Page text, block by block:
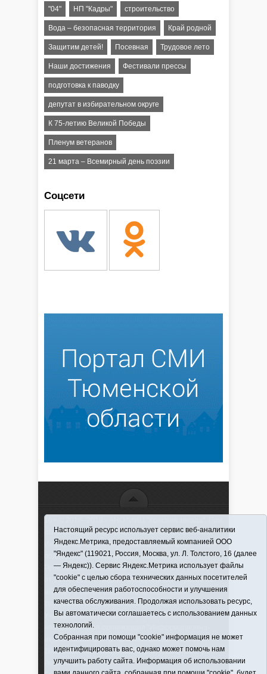
"04" НП "Кадры" строительство
Вода – безопасная территория Край родной
Защитим детей! Посевная Трудовое лето
Наши достижения Фестивали прессы
подготовка к паводку
депутат в избирательном округе
К 75-летию Великой Победы
Пленум ветеранов
21 марта – Всемирный день поэзии
Соцсети
использовании материалов ссылка обязательна
Информационная лента выходит при финансовой
поддержке правительства Тюменской области
Регистрационный номер СМИ ЭЛ № ФС 77-66066
от 10.06. 2016 г. выдано Федеральной службой по
надзору в сфере связи, информационных
технологий и массовых коммуникаций.
Учредитель (соучредители) Автономная
некоммерческая организация "Информационно-
издательский центр "Красная звезда"" (627570,
Тюменская обл., Викуловский р-н, с. Викулово, ул.
Ленина, д. 5).
Настоящий ресурс использует сервис веб-аналитики
Яндекс.Метрика, предоставляемый компанией ООО
"Яндекс" (119021, Россия, Москва, ул. Л. Толстого, 16 (далее
— Яндекс)). Сервис Яндекс.Метрика использует файлы
"cookie" с целью сбора технических данных посетителей
для обеспечения работоспособности и улучшения
качества обслуживания. Продолжая использовать ресурс,
Вы автоматически соглашаетесь с использованием данных
технологий.
Собранная при помощи "cookie" информация не может
идентифицировать вас, однако может помочь нам
улучшить работу сайта. Информация об использовании